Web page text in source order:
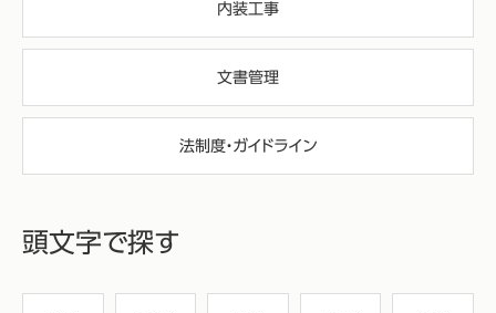
内装工事
文書管理
法制度・ガイドライン
頭文字で探す